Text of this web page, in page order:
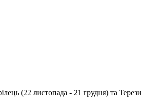
(22 листопада - 21 грудня) та Терези